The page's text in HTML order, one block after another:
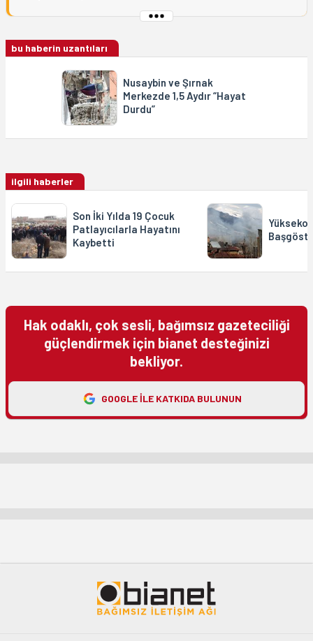
bu haberin uzantıları
Nusaybin ve Şırnak
Merkezde 1,5 Aydır “Hayat
Durdu”
ilgili haberler
Son İki Yılda 19 Çocuk
Patlayıcılarla Hayatını
Kaybetti
Hak odaklı, çok sesli, bağımsız gazeteciliği
güçlendirmek için bianet desteğinizi
bekliyor.
GOOGLE ILE KATKIDA BULUNUN